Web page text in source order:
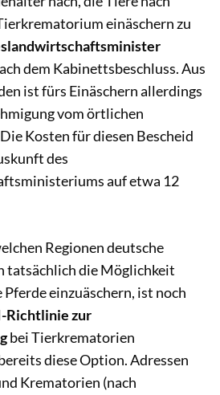
einäschern zu
dem Kabinettsbeschluss. Aus
ist fürs Einäschern allerdings
vom örtlichen
Kosten für diesen Bescheid
des
auf etwa 12
Regionen deutsche
tatsächlich die Möglichkeit
einzuäschern, ist noch
Richtlinie zur
bei Tierkrematorien
diese Option. Adressen
Krematorien (nach